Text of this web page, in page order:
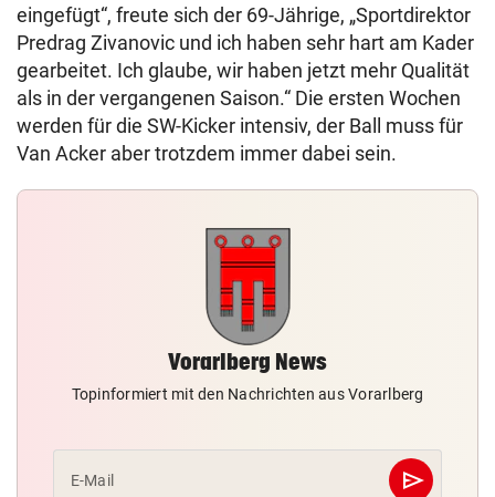
eingefügt“, freute sich der 69-Jährige, „Sportdirektor
Predrag Zivanovic und ich haben sehr hart am Kader
gearbeitet. Ich glaube, wir haben jetzt mehr Qualität
als in der vergangenen Saison.“ Die ersten Wochen
werden für die SW-Kicker intensiv, der Ball muss für
Van Acker aber trotzdem immer dabei sein.
Vorarlberg News
Topinformiert mit den Nachrichten aus Vorarlberg
E-Mail send
Abschicken